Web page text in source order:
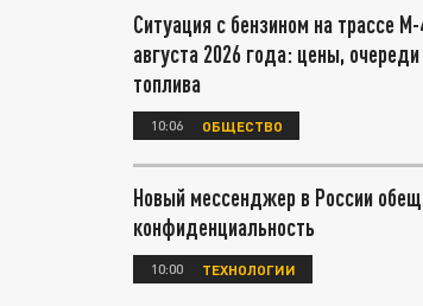
Ситуация с бензином на трассе
августа 2026 года: цены,
топлива
10:06 ОБЩЕСТВО
Новый мессенджер в России
конфиденциальность
10:00 ТЕХНОЛОГИИ